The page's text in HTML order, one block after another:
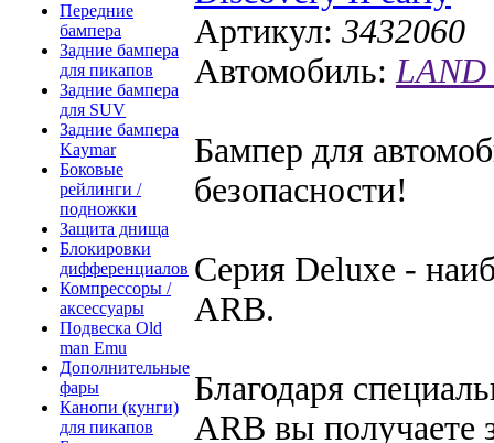
Передние
бампера
Задние бампера
для пикапов
Задние бампера
для SUV
Задние бампера
Kaymar
Боковые
рейлинги /
подножки
Защита днища
Блокировки
дифференциалов
Компрессоры /
аксессуары
Подвеска Old
man Emu
Дополнительные
фары
Канопи (кунги)
для пикапов
Артикул: 3432060
Автомобиль: LAND
Бампер для
безопасности!
Серия Deluxe -
ARB.
Благодаря
ARB вы получаете